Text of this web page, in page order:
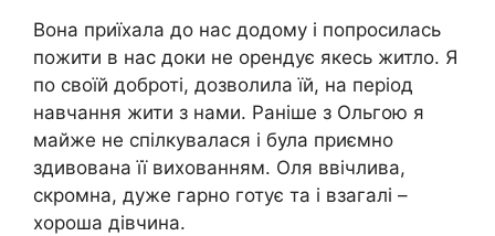
Вона приїхала до нас додому і попросилась
пожити в нас доки не орендує якесь житло. Я
по своїй доброті, дозволила їй, на період
навчання жити з нами. Раніше з Ольгою я
майже не спілкувалася і була приємно
здивована її вихованням. Оля ввічлива,
скромна, дуже гарно готує та і взагалі –
хороша дівчина.